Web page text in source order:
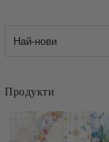
Продукти